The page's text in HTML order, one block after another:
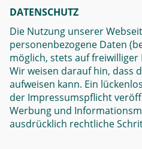
DATENSCHUTZ
Die Nutzung unserer
personenbezogene Daten
möglich, stets auf
Wir weisen darauf hin, dass
aufweisen kann. Ein
der Impressumspflicht
Werbung und
ausdrücklich rechtliche